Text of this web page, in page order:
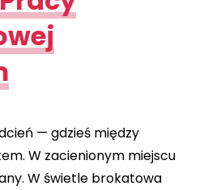
— gdzieś między
W zacienionym miejscu
W świetle brokatowa